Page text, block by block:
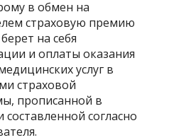
в обмен на
страховую премию
на себя
и оплаты оказания
услуг в
страховой
прописанной в
согласно